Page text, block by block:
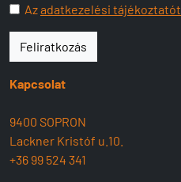
Azadatkezelési tájékoztatót
Feliratkozás
Kapcsolat
9400 SOPRON
Lackner Kristóf u.10.
+36 99 524 341